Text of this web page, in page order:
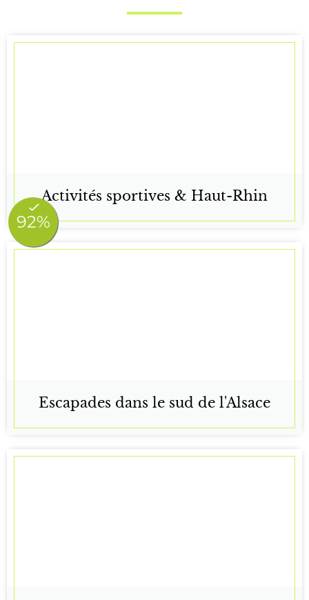
Activités sportives & Haut-Rhin
Escapades dans le sud de l'Alsace